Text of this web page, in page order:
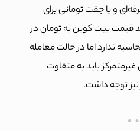
و با جفت تومانی برای
قیمت بیت کوین به تومان در
ندارد اما در حالت معامله
باید به متفاوت
توجه داشت.